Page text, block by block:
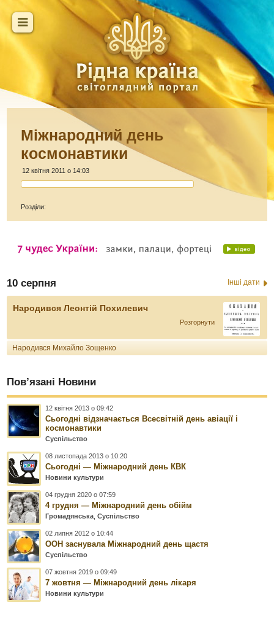
Міжнародний день
космонавтики
12 квітня 2011 о 14:03
Розділи:
10 серпня Інші дати
Народився Леонтій Похилевич
Розгорнути
Народився Михайло Зощенко
Пов’язані Новини
12 квітня 2013 о 09:42
Сьогодні відзначається Всесвітній день авіації і
космонавтики
Суспільство
08 листопада 2013 о 10:20
Сьогодні — Міжнародний день КВК
Новини культури
04 грудня 2020 о 07:59
4 грудня — Міжнародний день обійм
Громадянська ,Суспільство
02 липня 2012 о 10:44
ООН заснувала Міжнародний день щастя
Суспільство
07 жовтня 2019 о 09:49
7 жовтня — Міжнародний день лікаря
Новини культури